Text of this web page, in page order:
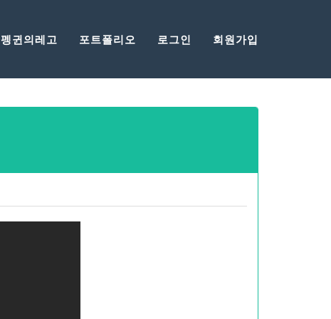
펭귄의레고 포트폴리오 로그인 회원가입